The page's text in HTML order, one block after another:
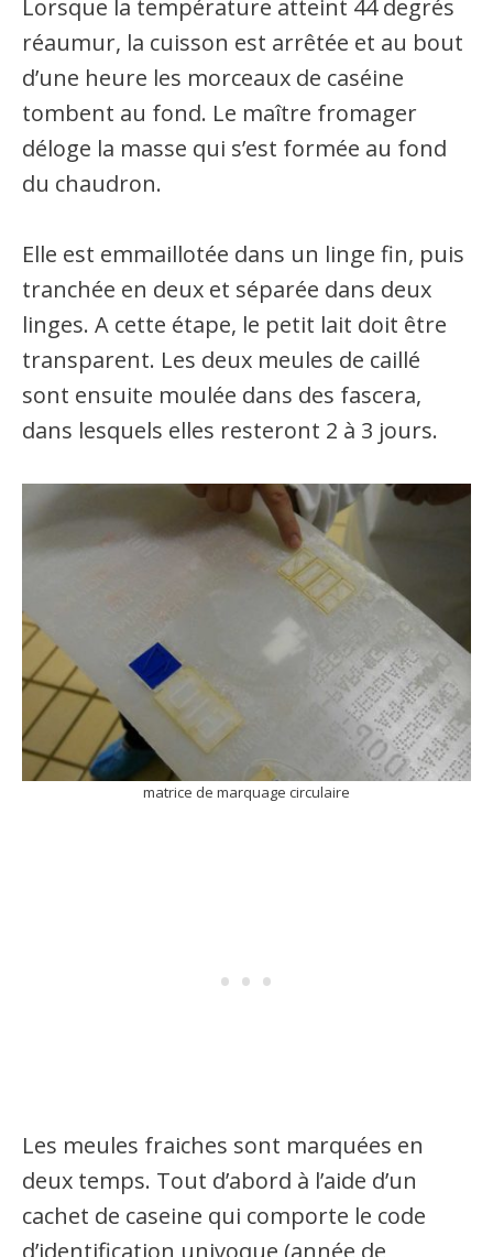
Lorsque la température atteint 44 degrés
réaumur, la cuisson est arrêtée et au bout
d’une heure les morceaux de caséine
tombent au fond. Le maître fromager
déloge la masse qui s’est formée au fond
du chaudron.
Elle est emmaillotée dans un linge fin, puis
tranchée en deux et séparée dans deux
linges. A cette étape, le petit lait doit être
transparent. Les deux meules de caillé
sont ensuite moulée dans des fascera,
dans lesquels elles resteront 2 à 3 jours.
matrice de marquage circulaire
Les meules fraiches sont marquées en
deux temps. Tout d’abord à l’aide d’un
cachet de caseine qui comporte le code
d’identification univoque (année de